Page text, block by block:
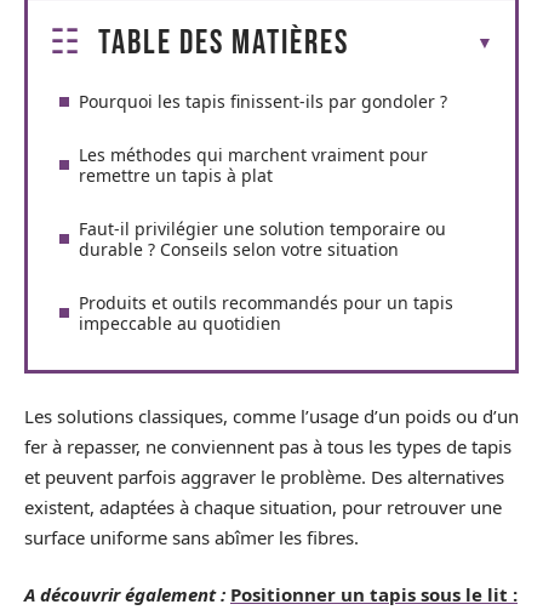
Table des matières
Pourquoi les tapis finissent-ils par gondoler ?
Les méthodes qui marchent vraiment pour
remettre un tapis à plat
Faut-il privilégier une solution temporaire ou
durable ? Conseils selon votre situation
Produits et outils recommandés pour un tapis
impeccable au quotidien
Les solutions classiques, comme l’usage d’un poids ou d’un
fer à repasser, ne conviennent pas à tous les types de tapis
et peuvent parfois aggraver le problème. Des alternatives
existent, adaptées à chaque situation, pour retrouver une
surface uniforme sans abîmer les fibres.
A découvrir également : Positionner un tapis sous le lit :